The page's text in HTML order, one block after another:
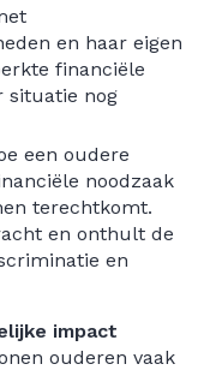
en haar eigen
financiële
situatie nog
een oudere
noodzaak
terechtkomt.
en onthult de
en
impact
ouderen vaak